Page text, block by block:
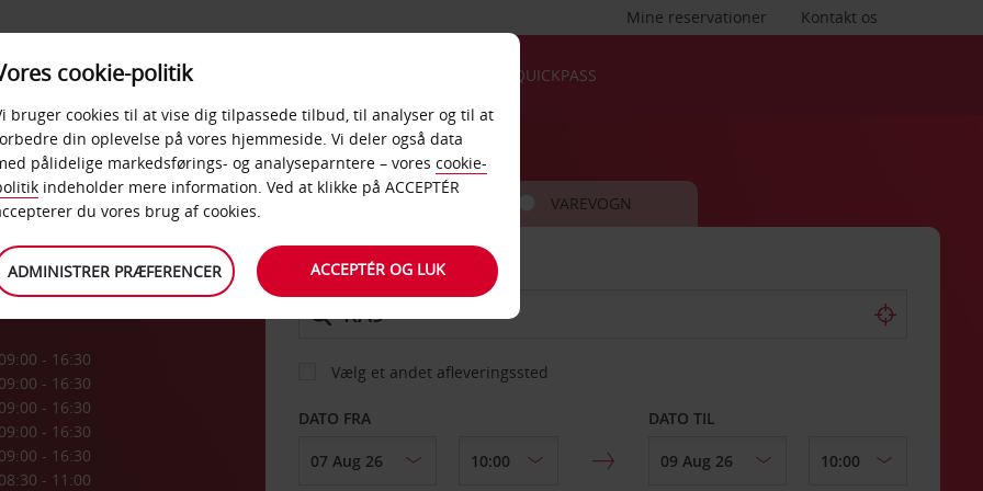
Kontakt os
Mine reservationer
PRODUKTER &
KONTORER
QUICKPASS
09:00 - 16:30
09:00 - 16:30
09:00 - 16:30
09:00 - 16:30
09:00 - 16:30
08:30 - 11:00
BIL VAREVOGN
AFHENT FRA
Vælg et andet afleveringssted
DATO FRA DATO TIL
cookie-politik
bruger cookies til at vise dig tilpassede tilbud, til analyser og til at
din oplevelse på vores hjemmeside. Vi deler også data
pålidelige markedsførings- og analyseparntere – vores cookie-
indeholder mere information. Ved at klikke på ACCEPTÉR
du vores brug af cookies.
ADMINISTRER PRÆFERENCER ACCEPTÉR OG LUK